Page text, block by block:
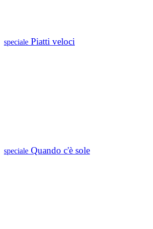
speciale Piatti veloci
speciale Quando c'è sole